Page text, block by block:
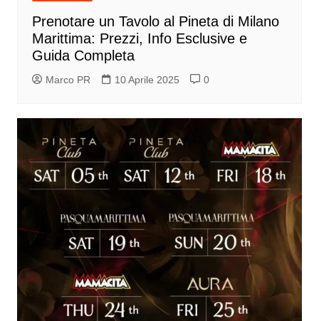
Prenotare un Tavolo al Pineta di Milano
Marittima: Prezzi, Info Esclusive e
Guida Completa
Marco PR 10 Aprile 2025 0